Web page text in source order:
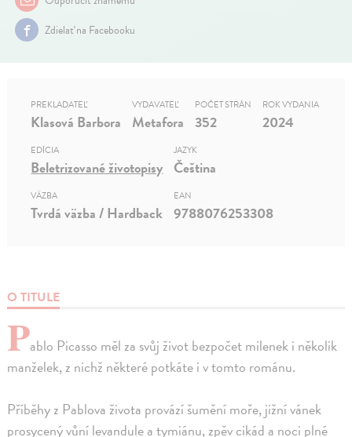
Zdielať na Facebooku
O TITULE
Pablo Picasso měl za svůj život bezpočet milenek i několik
manželek, z nichž některé potkáte i v tomto románu.
Příběhy z Pablova života provází šumění moře, jižní vánek
prosycený vůní levandule a tymiánu, zpěv cikád a noci plné
PREKLADATEĽ
Klasová Barbora
VYDAVATEĽ
Metafora
POČET STRÁN
352
ROK VYDANIA
2024
EDÍCIA
Beletrizované životopisy
JAZYK
Čeština
VÄZBA
Tvrdá väzba / Hardback
EAN
9788076253308